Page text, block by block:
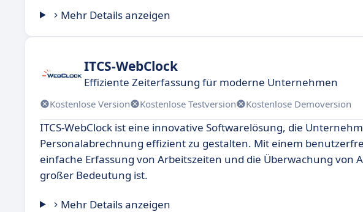
Mehr Details anzeigen
ITCS-WebClock
Effiziente Zeiterfassung für moderne Unternehmen
Kostenlose Version Kostenlose Testversion Kostenlose Demoversion
ITCS-WebClock ist eine innovative Softwarelösung, die
Personalabrechnung effizient zu gestalten. Mit einem
einfache Erfassung von Arbeitszeiten und die Überwachung von
großer Bedeutung ist.
Mehr Details anzeigen